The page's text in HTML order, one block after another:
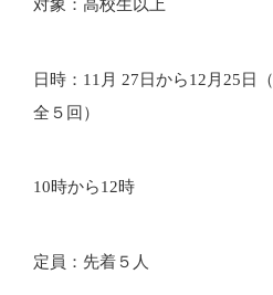
対象：高校生以上
日時：11月 27日から12月25日（
全５回）
10時から12時
定員：先着５人